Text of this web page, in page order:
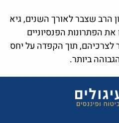
הרב שצבר לאורך השנים, גיא
את הפתרונות הפנסיוניים
לצרכיהם, תוך הקפדה על יחס
ביותר.